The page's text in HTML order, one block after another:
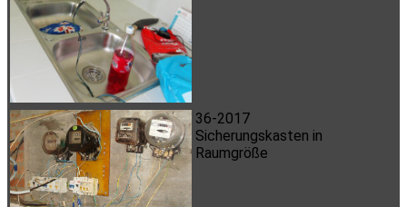
36-2017
Sicherungskasten in
Raumgröße